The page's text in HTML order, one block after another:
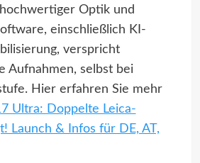
Optik und
einschließlich KI-
verspricht
Aufnahmen, selbst bei
Hier erfahren Sie mehr
Ultra: Doppelte Leica-
Launch & Infos für DE, AT,